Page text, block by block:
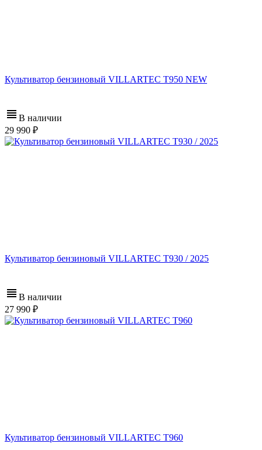
Культиватор бензиновый VILLARTEC T950 NEW
В наличии
29 990
Культиватор бензиновый VILLARTEC T930 / 2025
В наличии
27 990
Культиватор бензиновый VILLARTEC T960